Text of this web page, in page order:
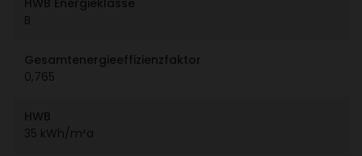
HWB Ener­gie­klasse
B
Gesamt­ener­gie­ef­fi­zi­enz­faktor
0,765
HWB
35 kWh/​m²a